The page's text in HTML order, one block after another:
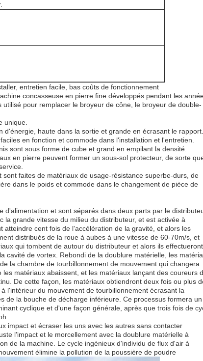
entretien facile, bas coûts de fonctionnement
concasseuse en pierre fine développés pendant les
pour remplacer le broyeur de cône, le broyeur de double-
unique.
haute dans la sortie et grande en écrasant le rapport.
en fonction et commode dans l'installation et l'entretien.
sont sous forme de cube et grand en empilant la densité.
en pierre peuvent former un sous-sol protecteur, de sorte
faites de matériaux de usage-résistance superbe-durs, de
dans le poids et commode dans le changement de pièce de
et sont séparés dans deux parts par le
grande vitesse du milieu du distributeur, et est activée à
cent fois de l'accélération de la gravité, et alors les
distribués de la roue à aubes à une vitesse de 60-70m/s, et
qui tombent de autour du distributeur et alors ils effectueront
cavité de vortex. Rebondi de la doublure matérielle, les
la chambre de tourbillonnement de mouvement qui changera
matériaux abaissent, et les matériaux lançant des coureurs
De cette façon, les matériaux obtiendront deux fois ou plus
l'intérieur du mouvement de tourbillonnement écrasant la
de la bouche de décharge inférieure. Ce processus formera un
cyclique et d'une façon générale, après que trois fois de
impact et écraser les uns avec les autres sans contacter
l'impact et le morcellement avec la doublure matérielle à
de la machine. Le cycle ingénieux d'individu de flux d'air à
élimine la pollution de la poussière de poudre